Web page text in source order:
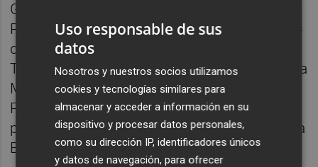
Go Jazz Quintet, el 17 de agosto en el
Perellonet con Ximo Caffarena Cuartet, el 24
de agosto en Pinedo con Sergio Pereira &
Thais Morell, el 31 de agosto en la plaza de la
Mare de Déu de Ciutat Vella con Le Dancing
Pepa Swing Band y el 7 de septiembre en la
plaza de Patraix con Eva Romero & Jazzbona
Big band.
Uso responsable de sus
datos
Nosotros y nuestros socios utilizamos
cookies y tecnologías similares para
almacenar y acceder a información en su
dispositivo y procesar datos personales,
como su dirección IP, identificadores únicos
y datos de navegación, para ofrecer